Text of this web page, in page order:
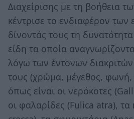
Διαχείρισης με τη βοήθεια
κέντρισε το ενδιαφέρον των
δίνοντάς τους τη
είδη τα οποία
λόγω των έντονων
τους (χρώμα, μέγεθος,
όπως είναι οι νερόκοτες
οι φαλαρίδες (Fulica atra), τα